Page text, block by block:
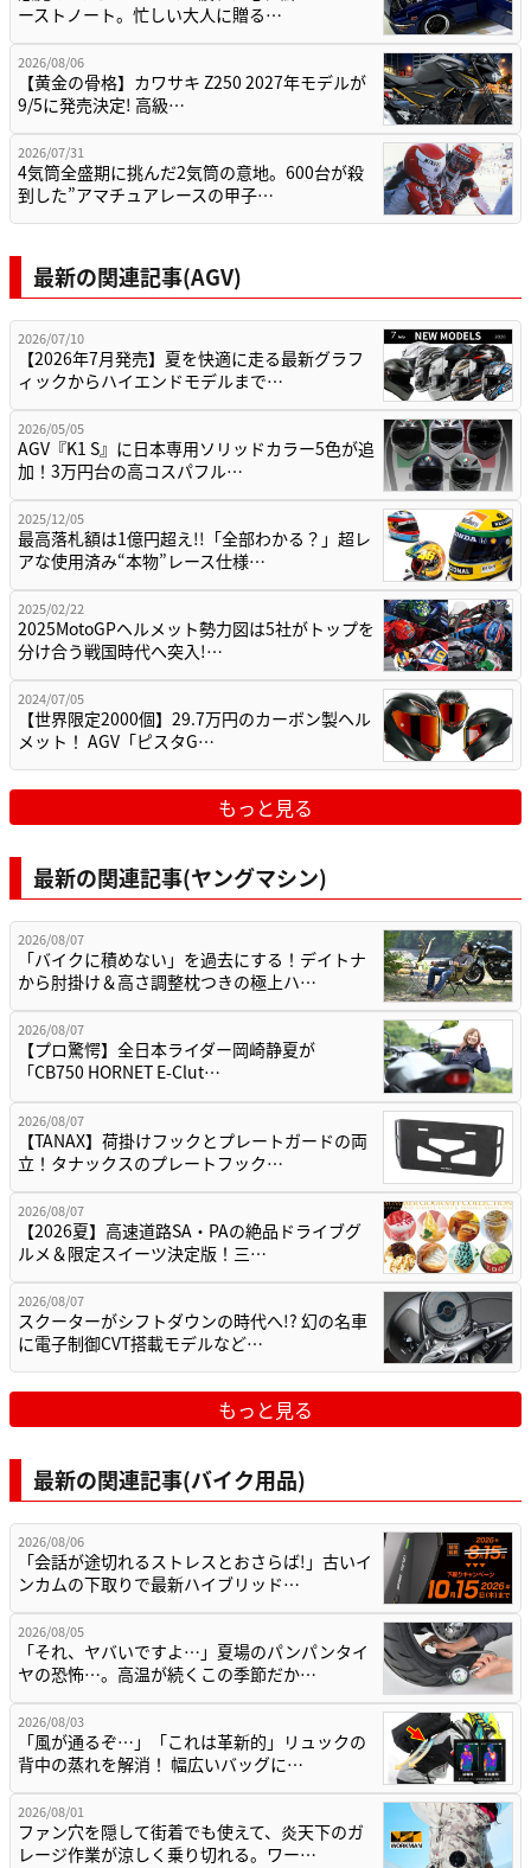
ーストノート。忙しい大人に贈る…
2026/08/06
【黄金の骨格】カワサキ Z250 2027年モデルが
9/5に発売決定! 高級…
2026/07/31
4気筒全盛期に挑んだ2気筒の意地。600台が殺
到した”アマチュアレースの甲子…
最新の関連記事(AGV)
2026/07/10
【2026年7月発売】夏を快適に走る最新グラフ
ィックからハイエンドモデルまで…
2026/05/05
AGV『K1 S』に日本専用ソリッドカラー5色が追
加！3万円台の高コスパフル…
2025/12/05
最高落札額は1億円超え!!「全部わかる？」超レ
アな使用済み“本物”レース仕様…
2025/02/22
2025MotoGPヘルメット勢力図は5社がトップを
分け合う戦国時代へ突入!…
2024/07/05
【世界限定2000個】29.7万円のカーボン製ヘル
メット！ AGV「ピスタG…
もっと見る
最新の関連記事(ヤングマシン)
2026/08/07
「バイクに積めない」を過去にする！デイトナ
から肘掛け＆高さ調整枕つきの極上ハ…
2026/08/07
【プロ驚愕】全日本ライダー岡崎静夏が
「CB750 HORNET E-Clut…
2026/08/07
【TANAX】荷掛けフックとプレートガードの両
立！タナックスのプレートフック…
2026/08/07
【2026夏】高速道路SA・PAの絶品ドライブグ
ルメ＆限定スイーツ決定版！三…
2026/08/07
スクーターがシフトダウンの時代へ!? 幻の名車
に電子制御CVT搭載モデルなど…
もっと見る
最新の関連記事(バイク用品)
2026/08/06
「会話が途切れるストレスとおさらば!」古いイ
ンカムの下取りで最新ハイブリッド…
2026/08/05
「それ、ヤバいですよ…」夏場のパンパンタイ
ヤの恐怖…。高温が続くこの季節だか…
2026/08/03
「風が通るぞ…」「これは革新的」リュックの
背中の蒸れを解消！ 幅広いバッグに…
2026/08/01
ファン穴を隠して街着でも使えて、炎天下のガ
レージ作業が涼しく乗り切れる。ワー…